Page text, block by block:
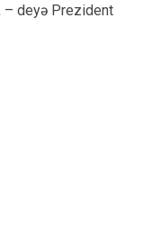
– deyə Prezident